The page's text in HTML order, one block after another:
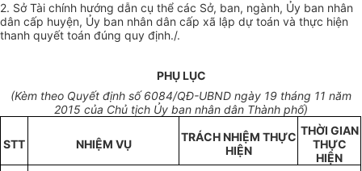
2. Sở Tài chính hướng dẫn cụ thể các Sở, ban, ngành, Ủy ban nhân
dân cấp huyện, Ủy ban nhân dân cấp xã lập dự toán và thực hiện
thanh quyết toán đúng quy định./.
PHỤ LỤC
(Kèm theo Quyết định số 6084/QĐ-UBND ngày 19 tháng 11 năm
2015 của Chủ tịch Ủy ban nhân dân Thành phố)
STT NHIỆM VỤ
TRÁCH NHIỆM THỰC
HIỆN
THỜI GIAN
THỰC
HIỆN